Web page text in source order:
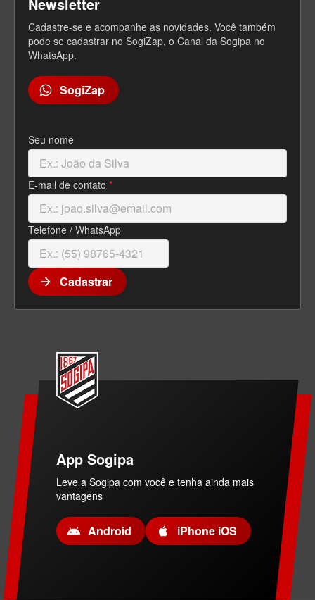
Cadastre-se e acompanhe as novidades. Você também
pode se cadastrar no SogiZap, o Canal da Sogipa no
WhatsApp.
SogiZap
Seu nome
E-mail de contato *
Telefone / WhatsApp
arrow_forward Cadastrar
App Sogipa
Leve a Sogipa com você e tenha ainda mais
vantagens
Android iPhone iOS